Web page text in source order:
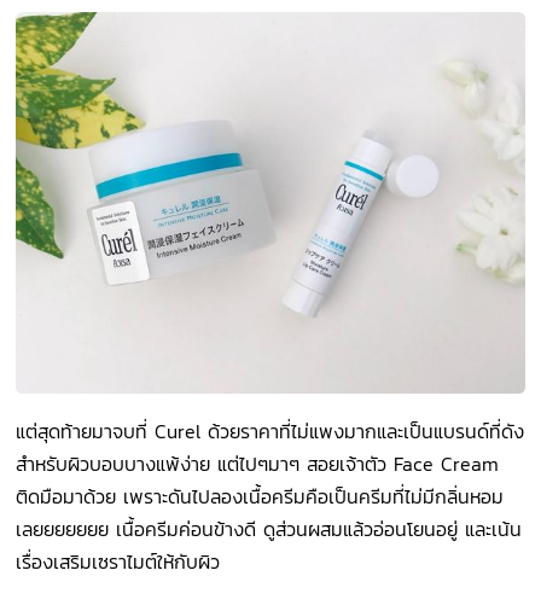
แต่สุดท้ายมาจบที่ Curel ด้วยราคาที่ไม่แพงมากและเป็นแบรนด์ที่ดัง
สำหรับผิวบอบบางแพ้ง่าย แต่ไปๆมาๆ สอยเจ้าตัว Face Cream
ติดมือมาด้วย เพราะดันไปลองเนื้อครีมคือเป็นครีมที่ไม่มีกลิ่นหอม
เลยยยยยยย เนื้อครีมค่อนข้างดี ดูส่วนผสมแล้วอ่อนโยนอยู่ และเน้น
เรื่องเสริมเซราไมต์ให้กับผิว